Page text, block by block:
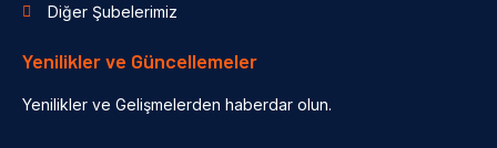
Diğer Şubelerimiz
Yenilikler ve Güncellemeler
Yenilikler ve Gelişmelerden haberdar olun.